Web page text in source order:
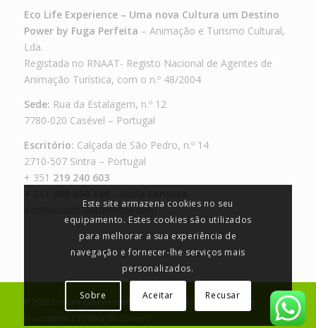
Eco Life Experience – Uma nova Cultura um Destino
Power by Fuga Perfeita – Animação e Turismo Cultural,
Lda.
Registada no RNAAT- Registo Nacional de Agentes de
Animação Turística, com o n.º 48/2004
Sede: Rua da Estalagem, n.º 12
7780-020 Casével – Portugal
Escritório: Calçada de São Pedro, n.º 14
2710-507 Sintra – Portugal
+ 351 219 240 603
info@ecolife-experience.com
© 2026 Eco Life Experience® by JA Design Studio| Política de
Privacidade | Política de Cookies
Este site armazena cookies no seu
equipamento. Estes cookies são utilizados
para melhorar a sua experiência de
navegação e fornecer-lhe serviços mais
personalizados.
Sobre Aceitar Recusar